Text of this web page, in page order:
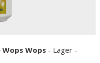
Wops - Lager -